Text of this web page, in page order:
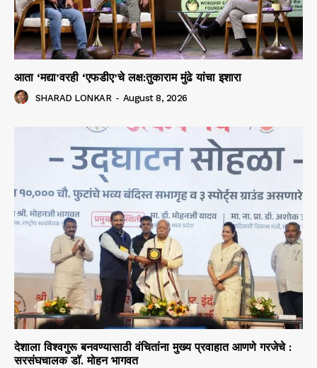
आता ‘मद्या’वरही ‘एफडीए’चे लक्ष:तुकाराम मुंढे यांचा इशारा
SHARAD LONKAR - August 8, 2026
देशाला विश्वगुरू बनवण्यासाठी वंचितांना मुख्य प्रवाहात आणणे गरजेचे :
सरसंघचालक डाॅ. मोहन भागवत